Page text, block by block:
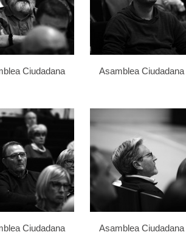
Ciudadana Asamblea Ciudadana
Ciudadana Asamblea Ciudadana